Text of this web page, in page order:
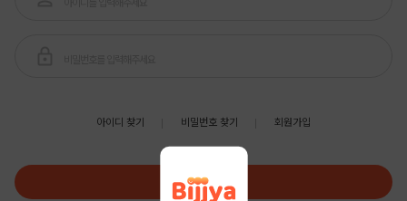
아이디 찾기 비밀번호 찾기 회원가입
로그인